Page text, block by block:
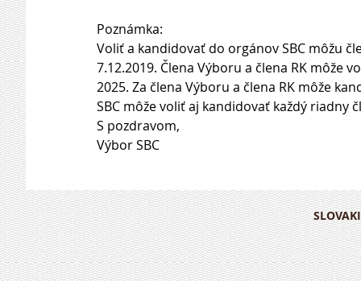
Poznámka:
Voliť a kandidovať do orgánov SBC môžu
7.12.2019. Člena Výboru a člena RK
2025. Za člena Výboru a člena RK môže
SBC môže voliť aj kandidovať každý riadny
S pozdravom,
Výbor SBC